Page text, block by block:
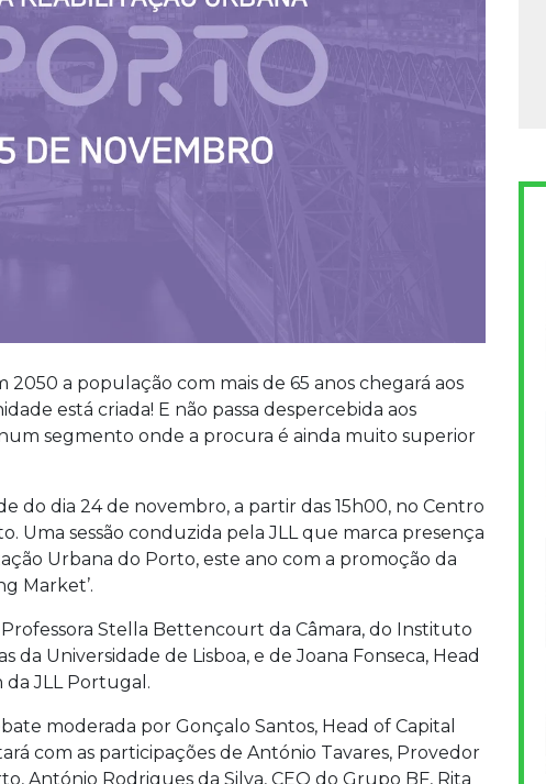
2050 a população com mais de 65 anos chegará aos
está criada! E não passa despercebida aos
segmento onde a procura é ainda muito superior
do dia 24 de novembro, a partir das 15h00, no Centro
Uma sessão conduzida pela JLL que marca presença
Urbana do Porto, este ano com a promoção da
Market’.
Stella Bettencourt da Câmara, do Instituto
da Universidade de Lisboa, e de Joana Fonseca, Head
da JLL Portugal.
moderada por Gonçalo Santos, Head of Capital
com as participações de António Tavares, Provedor
António Rodrigues da Silva, CEO do Grupo BF, Rita